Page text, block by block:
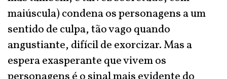
maiúscula) condena os personagens a um
sentido de culpa, tão vago quando
angustiante, difícil de exorcizar. Mas a
espera exasperante que vivem os